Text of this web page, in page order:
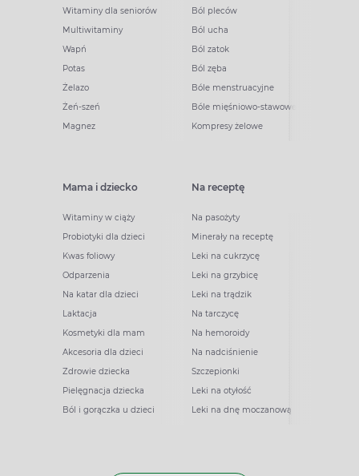
Witaminy dla seniorów
Multiwitaminy
Wapń
Potas
Żelazo
Żeń-szeń
Magnez
Ból pleców
Ból ucha
Ból zatok
Ból zęba
Bóle menstruacyjne
Bóle mięśniowo-stawowe
Kompresy żelowe
Mama i dziecko
Witaminy w ciąży
Probiotyki dla dzieci
Kwas foliowy
Odparzenia
Na katar dla dzieci
Laktacja
Kosmetyki dla mam
Akcesoria dla dzieci
Zdrowie dziecka
Pielęgnacja dziecka
Ból i gorączka u dzieci
Na receptę
Na pasożyty
Minerały na receptę
Leki na cukrzycę
Leki na grzybicę
Leki na trądzik
Na tarczycę
Na hemoroidy
Na nadciśnienie
Szczepionki
Leki na otyłość
Leki na dnę moczanową